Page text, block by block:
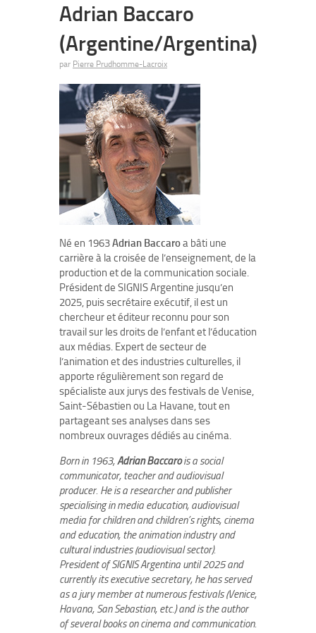
Adrian Baccaro
(Argentine/Argentina)
par Pierre Prudhomme-Lacroix
Né en 1963Adrian Baccaroa bâti une
carrière à la croisée de l’enseignement, de la
production et de la communication sociale.
Président de SIGNIS Argentine jusqu’en
2025, puis secrétaire exécutif, il est un
chercheur et éditeur reconnu pour son
travail sur les droits de l’enfant et l’éducation
aux médias. Expert de secteur de
l’animation et des industries culturelles, il
apporte régulièrement son regard de
spécialiste aux jurys des festivals de Venise,
Saint-Sébastien ou La Havane, tout en
partageant ses analyses dans ses
nombreux ouvrages dédiés au cinéma.
Born in 1963,Adrian Baccarois a social
communicator, teacher and audiovisual
producer. He is a researcher and publisher
specialising in media education, audiovisual
media for children and children’s rights, cinema
and education, the animation industry and
cultural industries (audiovisual sector).
President of SIGNIS Argentina until 2025 and
currently its executive secretary, he has served
as a jury member at numerous festivals (Venice,
Havana, San Sebastian, etc.) and is the author
of several books on cinema and communication.